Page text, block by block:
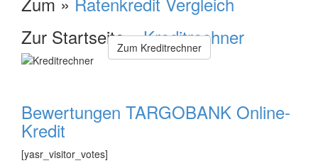
Zur Startseite »Kreditrechner
Zum Kreditrechner
Bewertungen TARGOBANK Online-
Kredit
[yasr_visitor_votes]